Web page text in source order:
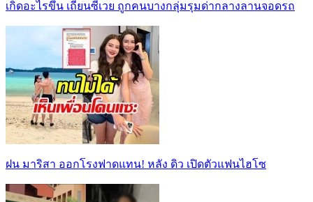
เกิดอะไรขึ้น เถียนซีเวย ถูกคนบางกลุ่มรุมด่ากลางลานจอดรถ
ฝน มาริสา ออกโรงฟาดแทน! หลัง ดิว เปิดตัวแฟนไฮโซ